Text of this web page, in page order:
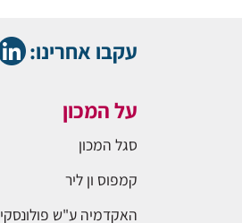
עקבו אחרינו:
על המכון
סגל המכון
קמפוס ון ליר
האקדמיה ע"ש פולונסקי